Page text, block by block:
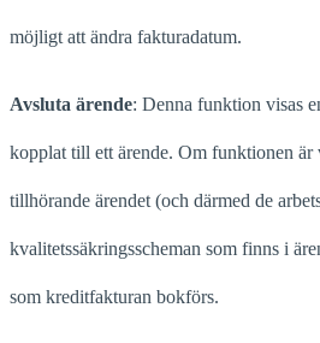
möjligt att ändra fakturadatum.
Avsluta ärende: Denna funktion visas
kopplat till ett ärende. Om funktionen är
tillhörande ärendet (och därmed de
kvalitetssäkringsscheman som finns i
som kreditfakturan bokförs.